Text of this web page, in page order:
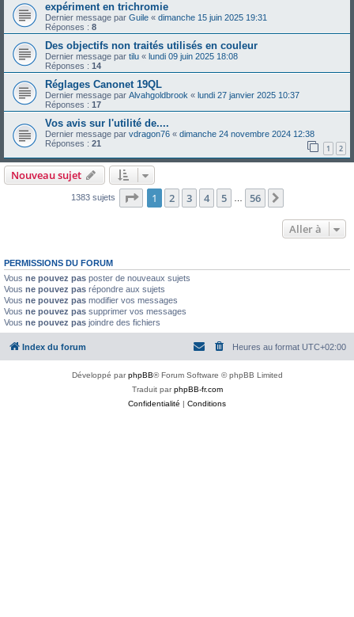
expériment en trichromie
Dernier message par Guile « dimanche 15 juin 2025 19:31
Réponses : 8
Des objectifs non traités utilisés en couleur
Dernier message par tilu « lundi 09 juin 2025 18:08
Réponses : 14
Réglages Canonet 19QL
Dernier message par Alvahgoldbrook « lundi 27 janvier 2025 10:37
Réponses : 17
Vos avis sur l'utilité de....
Dernier message par vdragon76 « dimanche 24 novembre 2024 12:38
Réponses : 21 1 2
Nouveau sujet
1383 sujets Page 1sur56
1 2 3 4 5 56
Aller à
PERMISSIONS DU FORUM
Vous ne pouvez pas poster de nouveaux sujets
Vous ne pouvez pas répondre aux sujets
Vous ne pouvez pas modifier vos messages
Vous ne pouvez pas supprimer vos messages
Vous ne pouvez pas joindre des fichiers
Index du forum Heures au format UTC+02:00
Développé parphpBB® Forum Software © phpBB Limited
Traduit parphpBB-fr.com
Confidentialité | Conditions